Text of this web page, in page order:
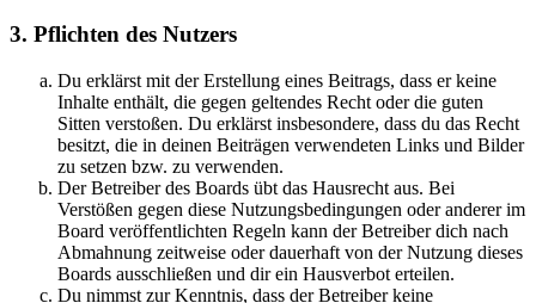
3. Pflichten des Nutzers
Du erklärst mit der Erstellung eines Beitrags, dass er keine
Inhalte enthält, die gegen geltendes Recht oder die guten
Sitten verstoßen. Du erklärst insbesondere, dass du das Recht
besitzt, die in deinen Beiträgen verwendeten Links und Bilder
zu setzen bzw. zu verwenden.
Der Betreiber des Boards übt das Hausrecht aus. Bei
Verstößen gegen diese Nutzungsbedingungen oder anderer im
Board veröffentlichten Regeln kann der Betreiber dich nach
Abmahnung zeitweise oder dauerhaft von der Nutzung dieses
Boards ausschließen und dir ein Hausverbot erteilen.
Du nimmst zur Kenntnis, dass der Betreiber keine